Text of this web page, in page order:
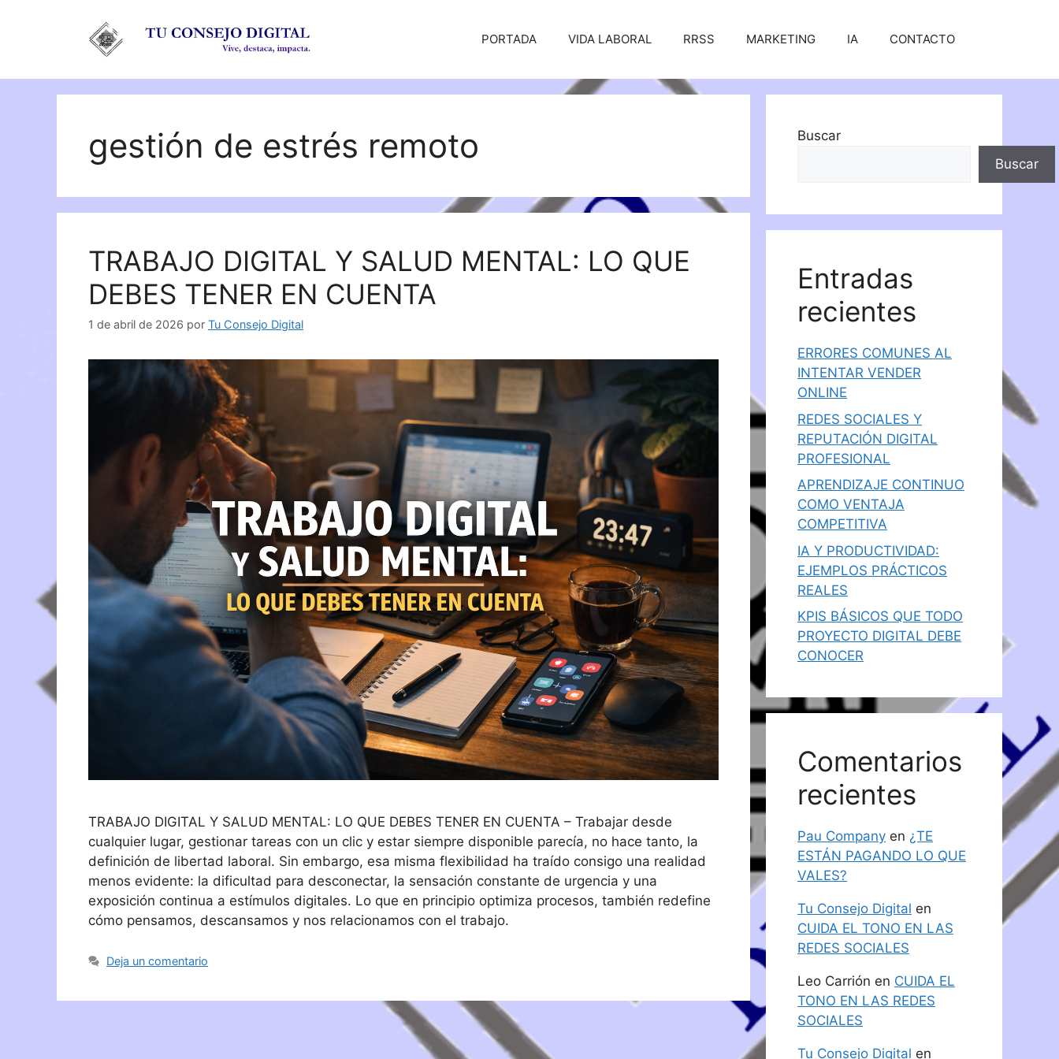
PORTADA VIDA LABORAL RRSS MARKETING IA CONTACTO
gestión de estrés remoto
TRABAJO DIGITAL Y SALUD MENTAL: LO QUE
DEBES TENER EN CUENTA
1 de abril de 2026 por Tu Consejo Digital
TRABAJO DIGITAL Y SALUD MENTAL: LO QUE DEBES TENER EN CUENTA – Trabajar desde
cualquier lugar, gestionar tareas con un clic y estar siempre disponible parecía, no hace tanto, la
definición de libertad laboral. Sin embargo, esa misma flexibilidad ha traído consigo una realidad
menos evidente: la dificultad para desconectar, la sensación constante de urgencia y una
exposición continua a estímulos digitales. Lo que en principio optimiza procesos, también redefine
cómo pensamos, descansamos y nos relacionamos con el trabajo.
Deja un comentario
Buscar
Buscar
Entradas
recientes
ERRORES COMUNES AL
INTENTAR VENDER
ONLINE
REDES SOCIALES Y
REPUTACIÓN DIGITAL
PROFESIONAL
APRENDIZAJE CONTINUO
COMO VENTAJA
COMPETITIVA
IA Y PRODUCTIVIDAD:
EJEMPLOS PRÁCTICOS
REALES
KPIS BÁSICOS QUE TODO
PROYECTO DIGITAL DEBE
CONOCER
Comentarios
recientes
Pau Company en ¿TE
ESTÁN PAGANDO LO QUE
VALES?
Tu Consejo Digital en
CUIDA EL TONO EN LAS
REDES SOCIALES
Leo Carrión en CUIDA EL
TONO EN LAS REDES
SOCIALES
Tu Consejo Digital en